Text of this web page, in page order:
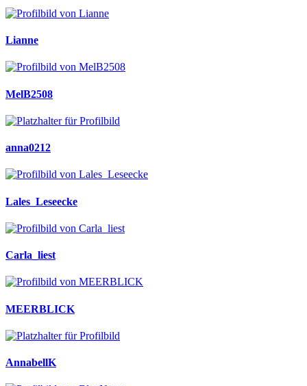
Lianne
MelB2508
anna0212
Lales_Leseecke
Carla_liest
MEERBLICK
AnnabellK